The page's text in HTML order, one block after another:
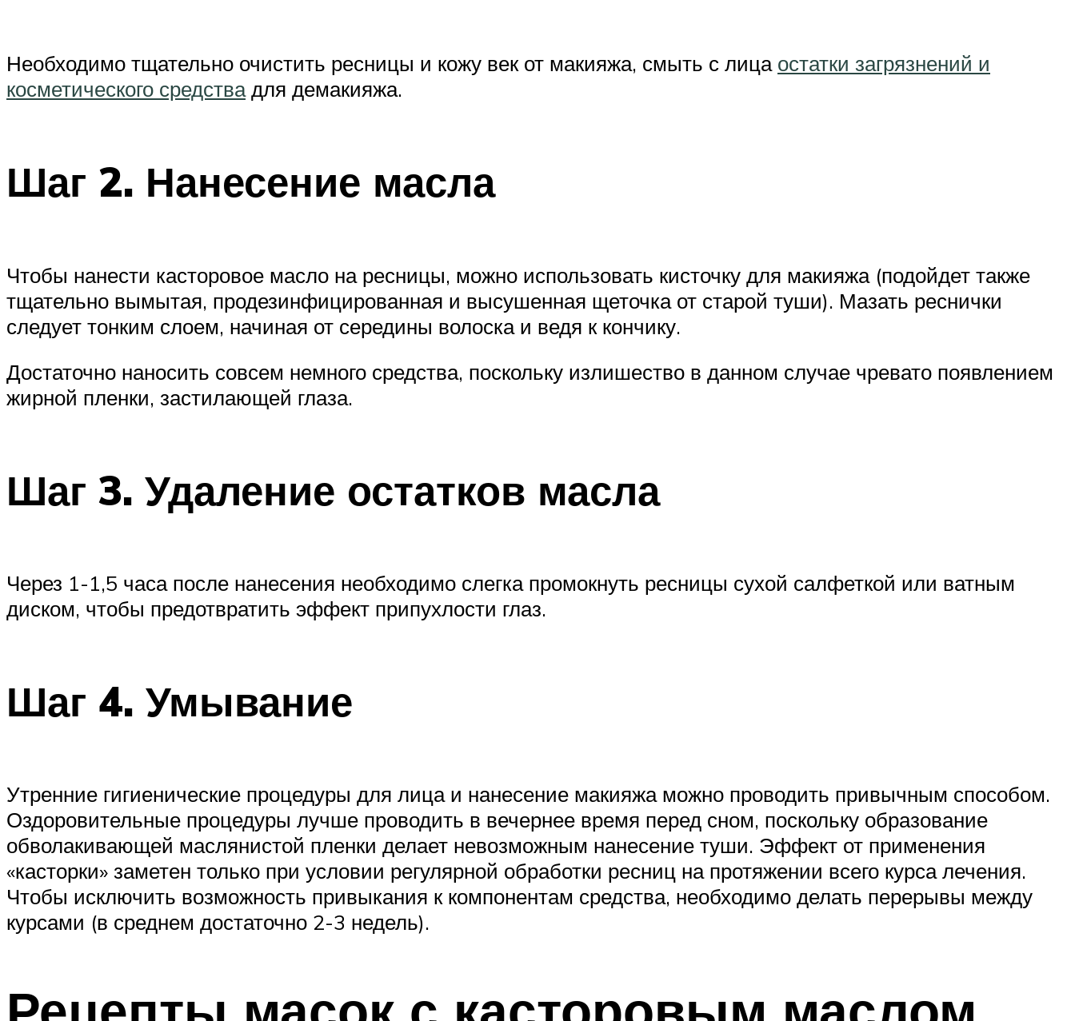
Необходимо тщательно очистить ресницы и кожу век от макияжа, смыть с лица остатки загрязнений и
косметического средствадля демакияжа.
Шаг 2. Нанесение масла
Чтобы нанести касторовое масло на ресницы, можно использовать кисточку для макияжа (подойдет также
тщательно вымытая, продезинфицированная и высушенная щеточка от старой туши). Мазать реснички
следует тонким слоем, начиная от середины волоска и ведя к кончику.
Достаточно наносить совсем немного средства, поскольку излишество в данном случае чревато появлением
жирной пленки, застилающей глаза.
Шаг 3. Удаление остатков масла
Через 1-1,5 часа после нанесения необходимо слегка промокнуть ресницы сухой салфеткой или ватным
диском, чтобы предотвратить эффект припухлости глаз.
Шаг 4. Умывание
Утренние гигиенические процедуры для лица и нанесение макияжа можно проводить привычным способом.
Оздоровительные процедуры лучше проводить в вечернее время перед сном, поскольку образование
обволакивающей маслянистой пленки делает невозможным нанесение туши. Эффект от применения
«касторки» заметен только при условии регулярной обработки ресниц на протяжении всего курса лечения.
Чтобы исключить возможность привыкания к компонентам средства, необходимо делать перерывы между
курсами (в среднем достаточно 2-3 недель).